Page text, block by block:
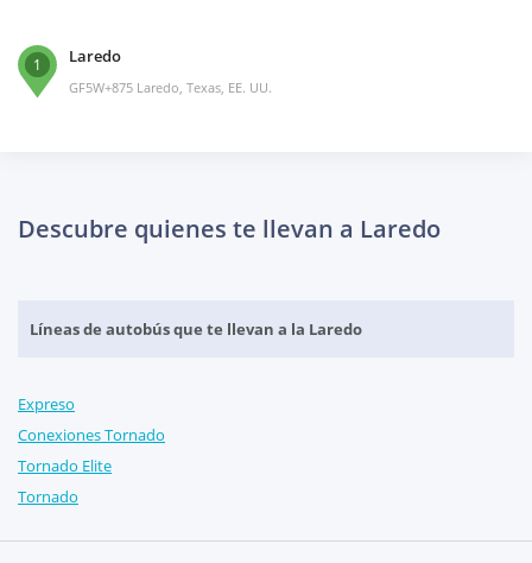
1 Laredo
GF5W+875 Laredo, Texas, EE. UU.
Descubre quienes te llevan a Laredo
Líneas de autobús que te llevan a la Laredo
Expreso
Conexiones Tornado
Tornado Elite
Tornado